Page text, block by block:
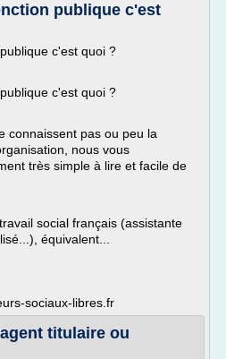
publique c'est
c'est quoi ?
c'est quoi ?
connaissent pas ou peu la
nous vous
très simple à lire et facile de
social français (assistante
équivalent...
sociaux-libres.fr
titulaire ou